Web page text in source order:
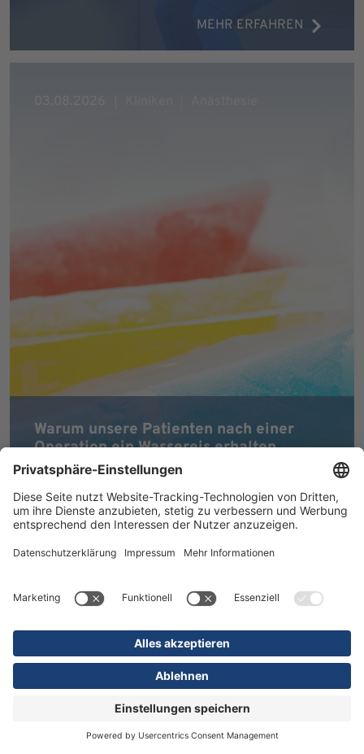
MEHR ERFAHREN
Warum unsere Patienten nach einer
Operation ein Wassereis erhalten
MEHR ERFAHREN
16.07.2026 Kliniken Orthopädie